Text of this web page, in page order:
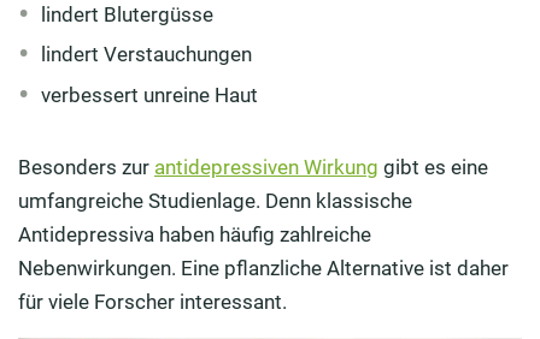
lindert Blutergüsse
lindert Verstauchungen
verbessert unreine Haut
Besonders zur antidepressiven Wirkung gibt es eine
umfangreiche Studienlage. Denn klassische
Antidepressiva haben häufig zahlreiche
Nebenwirkungen. Eine pflanzliche Alternative ist daher
für viele Forscher interessant.